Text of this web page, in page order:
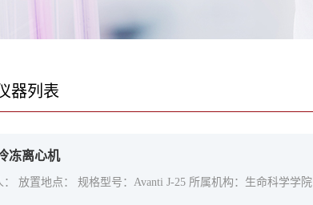
器列表
冻离心机
： 放置地点： 规格型号：Avanti J-25 所属机构：生命科学学院